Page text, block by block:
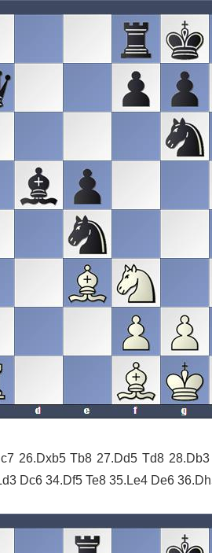
26.Dxb5 Tb8 27.Dd5 Td8
Dc6 34.Df5 Te8 35.Le4 De6